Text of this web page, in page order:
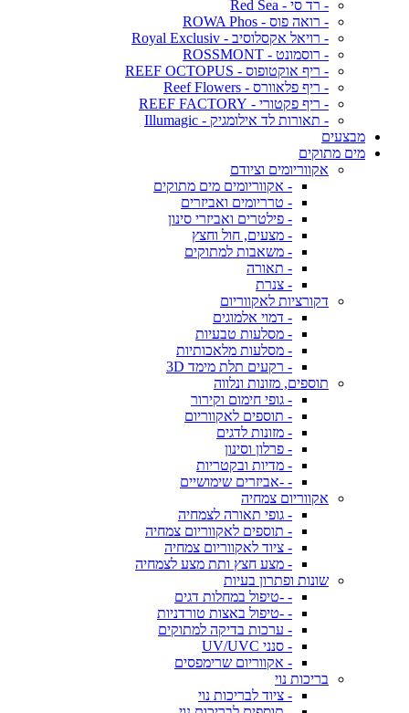
- רד סי - Red Sea
- רואה פוס - ROWA Phos
- רויאל אקסלוסיב - Royal Exclusiv
- רוסמונט - ROSSMONT
- ריף אוקטופוס - REEF OCTOPUS
- ריף פלאוורס - Reef Flowers
- ריף פקטורי - REEF FACTORY
- תאורות לד אילומגיק - Illumagic
מבצעים
מים מתוקים
אקווריומים וציודם
- אקווריומים מים מתוקים
- טרריומים ואביזרים
- פילטרים ואביזרי סינון
- מצעים, חול וחצץ
- משאבות למתוקים
- תאורה
- צנרת
דקורציות לאקווריום
- דמוי אלמוגים
- מסלעות טבעיות
- מסלעות מלאכותיות
- רקעים תלת מימד 3D
תוספים, מזונות ונלווה
- גופי חימום וקירור
- תוספים לאקווריום
- מזונות לדגים
- פרלון וסינון
- מדיות ובקטריות
- -אביזרים שימושיים
אקווריום צמחיה
- גופי תאורה לצמחיה
- תוספים לאקווריום צמחיה
- ציוד לאקווריום צמחיה
- מצע חצץ ותת מצע לצמחיה
שונות ופתרון בעיות
- -טיפול במחלות דגים
- -טיפול באצות טורדניות
- ערכות בדיקה למתוקים
- סנני UV/UVC
- אקווריום שרימפסים
בריכות נוי
- ציוד לבריכות נוי